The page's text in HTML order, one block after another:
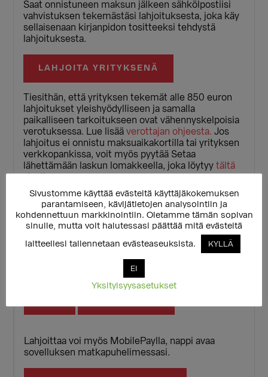
Saat onnistuneen maksun jälkeen sähkölpostiisi
vahvistuksen tekemästäsi lahjoituksesta, joka käy
sellaisenaan kirjanpidon tositteeksi tehdystä
lahjoituksesta.
LAHJOITA YRITYKSENÄ
Tiesithän, että yrityksen tekemät alle 850 euron
lahjoitukset yleishyödylliseen ja samalla
paikalliseen tarkoitukseen ovat vähennyskelpoisia
verotuksessa. Lue lisääverottajan ohjeesta. Jos
lahjoitus ei onnistu maksuaikakortilla tai yrityksen
verkkopankissa, voit myös pyytää Setaa
lähettämään laskun lomakkeella, joka löytyytältä
Kertalahjoitus
Voit tehdä myös kertaluontoisen lahjoituksen -
kaikki lahjoitukset auttavat sateenkaaritoimintaa!
Voit maksaa verkkopankissasi tai pankki- tai
Lahjoittaa voi myös MobilePaylla, nappi avaa
sovelluksen matkapuhelimessasi.
Sivustomme käyttää evästeitä käyttäjäkokemuksen
parantamiseen, kävijätietojen analysointiin ja
kohdennettuun markkinointiin. Oletamme tämän sopivan
sinulle, mutta voit halutessasi päättää mitä evästeitä
laitteellesi tallennetaan evästeaseuksista.
KYLLÄ
EI
Yksityisyysasetukset